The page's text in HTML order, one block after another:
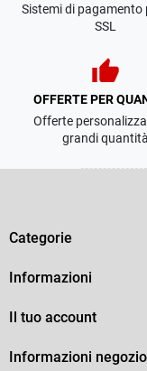
Sistemi di
SSL
thumb_up
OFFERTE PER
Offerte
grandi quantità
Categorie
Informazioni
Il tuo account
Informazioni negozio